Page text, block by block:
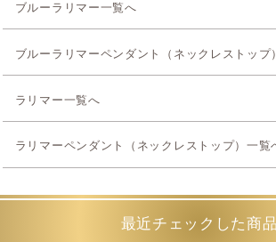
ブルーラリマー一覧へ
ブルーラリマーペンダント（ネックレストップ
ラリマー一覧へ
ラリマーペンダント（ネックレストップ）一覧
最近チェックした商品